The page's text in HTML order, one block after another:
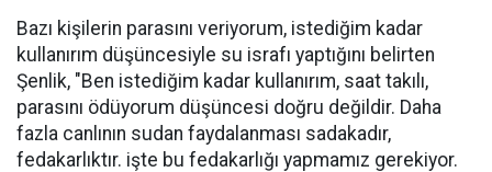
Bazı kişilerin parasını veriyorum, istediğim kadar
kullanırım düşüncesiyle su israfı yaptığını belirten
Şenlik, "Ben istediğim kadar kullanırım, saat takılı,
parasını ödüyorum düşüncesi doğru değildir. Daha
fazla canlının sudan faydalanması sadakadır,
fedakarlıktır. işte bu fedakarlığı yapmamız gerekiyor.